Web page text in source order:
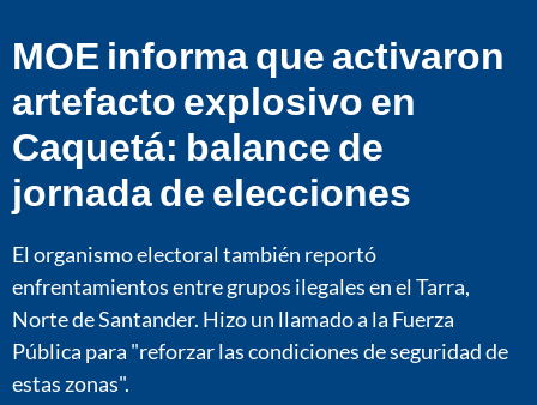
MOE informa que activaron
artefacto explosivo en
Caquetá: balance de
jornada de elecciones
El organismo electoral también reportó
enfrentamientos entre grupos ilegales en el Tarra,
Norte de Santander. Hizo un llamado a la Fuerza
Pública para "reforzar las condiciones de seguridad de
estas zonas".